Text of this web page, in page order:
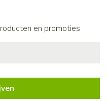
en promoties